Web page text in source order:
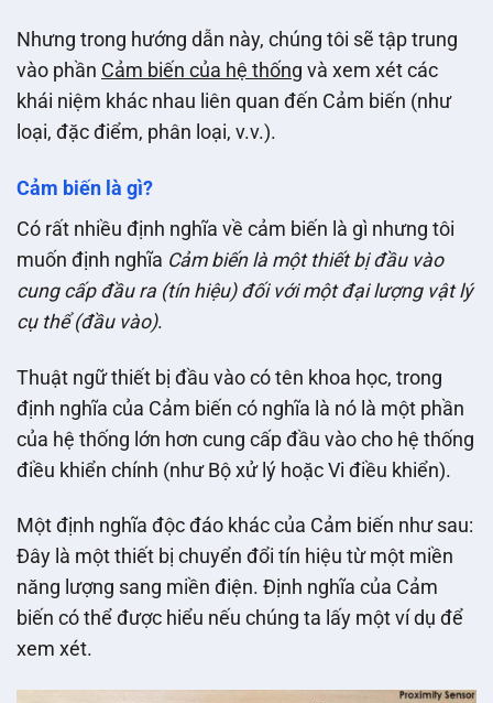
Nhưng trong hướng dẫn này, chúng tôi sẽ tập trung
vào phần Cảm biến của hệ thống và xem xét các
khái niệm khác nhau liên quan đến Cảm biến (như
loại, đặc điểm, phân loại, v.v.).
Cảm biến là gì?
Có rất nhiều định nghĩa về cảm biến là gì nhưng tôi
muốn định nghĩa Cảm biến là một thiết bị đầu vào
cung cấp đầu ra (tín hiệu) đối với một đại lượng vật lý
cụ thể (đầu vào).
Thuật ngữ thiết bị đầu vào có tên khoa học, trong
định nghĩa của Cảm biến có nghĩa là nó là một phần
của hệ thống lớn hơn cung cấp đầu vào cho hệ thống
điều khiển chính (như Bộ xử lý hoặc Vi điều khiển).
Một định nghĩa độc đáo khác của Cảm biến như sau:
Đây là một thiết bị chuyển đổi tín hiệu từ một miền
năng lượng sang miền điện. Định nghĩa của Cảm
biến có thể được hiểu nếu chúng ta lấy một ví dụ để
xem xét.